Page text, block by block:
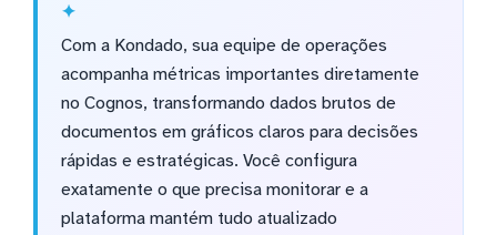
Com a Kondado, sua equipe de operações
acompanha métricas importantes diretamente
no Cognos, transformando dados brutos de
documentos em gráficos claros para decisões
rápidas e estratégicas. Você configura
exatamente o que precisa monitorar e a
plataforma mantém tudo atualizado